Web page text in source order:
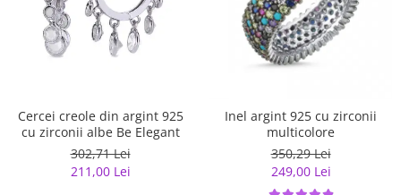
Cercei creole din argint 925
cu zirconii albe Be Elegant
302,71 Lei
211,00 Lei
Inel argint 925 cu zirconii
multicolore
350,29 Lei
249,00 Lei